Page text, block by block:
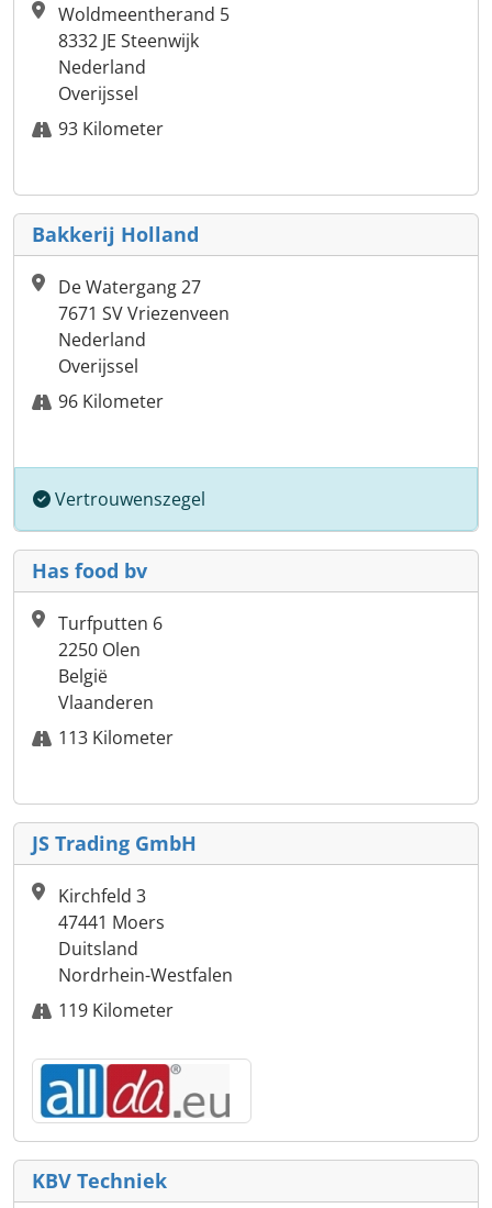
Woldmeentherand 5
8332 JE Steenwijk
Nederland
Overijssel
93 Kilometer
Bakkerij Holland
De Watergang 27
7671 SV Vriezenveen
Nederland
Overijssel
96 Kilometer
Vertrouwenszegel
Has food bv
Turfputten 6
2250 Olen
België
Vlaanderen
113 Kilometer
JS Trading GmbH
Kirchfeld 3
47441 Moers
Duitsland
Nordrhein-Westfalen
119 Kilometer
KBV Techniek